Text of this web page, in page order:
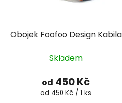
Obojek Foofoo Design Kabila
Skladem
od 450 Kč
Měrná
od 450 Kč / 1 ks